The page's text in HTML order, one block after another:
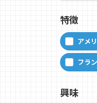
特徴
アメ
フラ
興味